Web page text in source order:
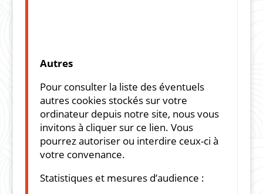
Autres
Pour consulter la liste des éventuels
autres cookies stockés sur votre
ordinateur depuis notre site, nous vous
invitons à cliquer sur ce lien. Vous
pourrez autoriser ou interdire ceux-ci à
votre convenance.
Statistiques et mesures d’audience :